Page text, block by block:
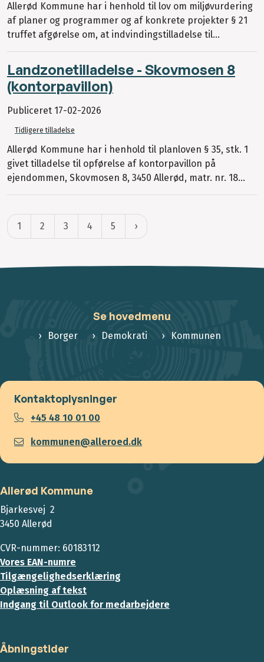
Allerød Kommune har i henhold til lov om miljøvurdering
af planer og programmer og af konkrete projekter § 21
truffet afgørelse om, at indvindingstilladelse til...
Landzonetilladelse - Skovmosen 8
(kontorpavillon)
Publiceret 17-02-2026
Tidligere tilladelse
Allerød Kommune har i henhold til planloven § 35, stk. 1
givet tilladelse til opførelse af kontorpavillon på
ejendommen, Skovmosen 8, 3450 Allerød, matr. nr. 18...
1 2 3 4 5
Se hovedmenu
Borger Demokrati Kommunen
Kontaktoplysninger
+45 48 10 01 00
kommunen@alleroed.dk
Allerød Kommune
Bjarkesvej 2
3450 Allerød
CVR-nummer: 60183112
Vores EAN-numre
Tilgængelighedserklæring
Oplæsning af tekst
Indgang til Outlook for medarbejdere
Åbningstider